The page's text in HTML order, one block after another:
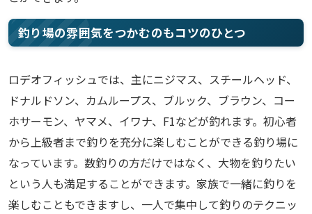
釣り場の雰囲気をつかむのもコツのひとつ
ロデオフィッシュでは、主にニジマス、スチールヘッド、
ドナルドソン、カムループス、ブルック、ブラウン、コー
ホサーモン、ヤマメ、イワナ、F1などが釣れます。初心者
から上級者まで釣りを充分に楽しむことができる釣り場に
なっています。数釣りの方だけではなく、大物を釣りたい
という人も満足することができます。家族で一緒に釣りを
楽しむこともできますし、一人で集中して釣りのテクニッ